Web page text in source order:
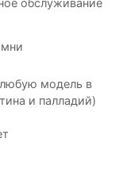
обслуживание
модель в
и палладий)